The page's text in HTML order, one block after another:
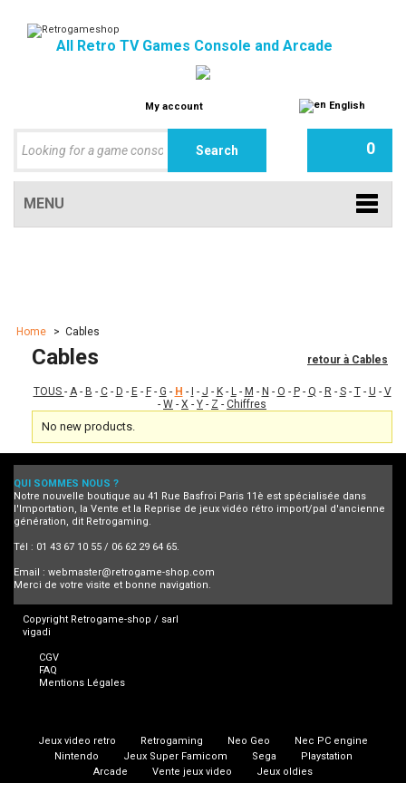
All Retro TV Games Console and Arcade
My account English
0
MENU
Home > Cables
retour à Cables
Cables
TOUS - A- B - C- D - E- F- G - H - - J - K- L- M - N - O - P- Q - R - S- T- U - V
- W - X - Y - Z - Chiffres
No new products.
QUI SOMMES NOUS ?
Notre nouvelle boutique au 41 Rue Basfroi Paris 11è est spécialisée dans
l'Importation, la Vente et la Reprise de jeux vidéo rétro import/pal d'ancienne
génération, dit Retrogaming.
Tél : 01 43 67 10 55 / 06 62 29 64 65.
Email : webmaster@retrogame-shop.com
Merci de votre visite et bonne navigation.
Copyright Retrogame-shop / sarl
vigadi
CGV
FAQ
Mentions Légales
Jeux video retro Retrogaming Neo Geo
Nec PC engine
Nintendo
Jeux Super Famicom Sega
Playstation
Arcade
Vente jeux video Jeux oldies